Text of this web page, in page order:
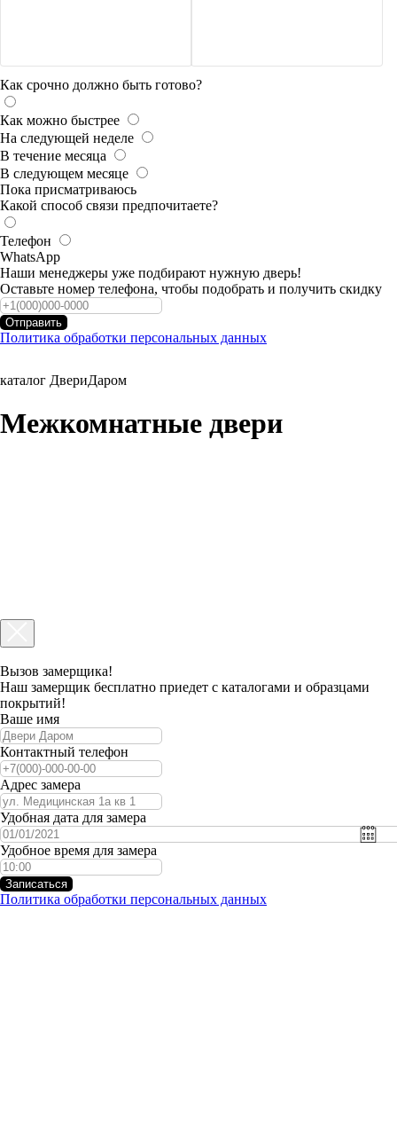
Как срочно должно быть готово?
Как можно быстрее
На следующей неделе
В течение месяца
В следующем месяце
Пока присматриваюсь
Какой способ связи предпочитаете?
Телефон
WhatsApp
Наши менеджеры уже подбирают нужную дверь!
Оставьте номер телефона, чтобы подобрать и получить скидку
Отправить
Политика обработки персональных данных
каталог ДвериДаром
Межкомнатные двери
Вызов замерщика!
Наш замерщик бесплатно приедет с каталогами и образцами
покрытий!
Ваше имя
Контактный телефон
Адрес замера
Удобная дата для замера
Удобное время для замера
Записаться
Политика обработки персональных данных